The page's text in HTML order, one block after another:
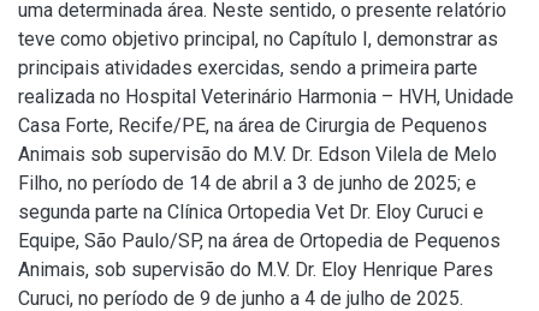
uma determinada área. Neste sentido, o presente relatório
teve como objetivo principal, no Capítulo I, demonstrar as
principais atividades exercidas, sendo a primeira parte
realizada no Hospital Veterinário Harmonia – HVH, Unidade
Casa Forte, Recife/PE, na área de Cirurgia de Pequenos
Animais sob supervisão do M.V. Dr. Edson Vilela de Melo
Filho, no período de 14 de abril a 3 de junho de 2025; e
segunda parte na Clínica Ortopedia Vet Dr. Eloy Curuci e
Equipe, São Paulo/SP, na área de Ortopedia de Pequenos
Animais, sob supervisão do M.V. Dr. Eloy Henrique Pares
Curuci, no período de 9 de junho a 4 de julho de 2025.